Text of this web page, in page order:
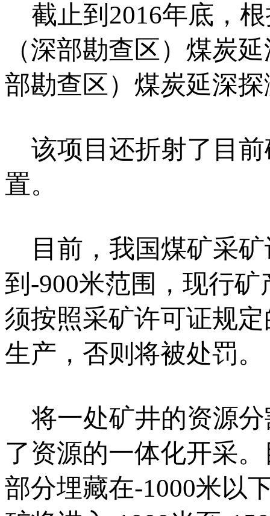
截止到2016年底，
（深部勘查区）煤炭
部勘查区）煤炭延深
该项目还折射了目
置。
目前，我国煤矿采矿
到-900米范围，现行
须按照采矿许可证规
生产，否则将被处罚。
将一处矿井的资源分
了资源的一体化开采
部分埋藏在-1000米以